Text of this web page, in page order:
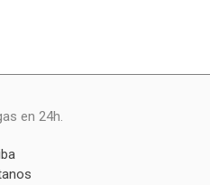
en 24h.